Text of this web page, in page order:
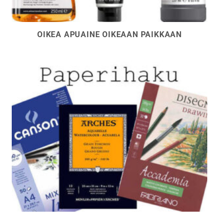
OIKEA APUAINE OIKEAAN PAIKKAAN